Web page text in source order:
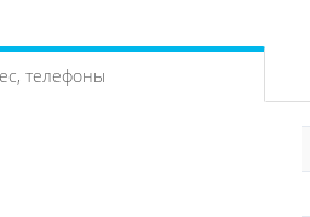
телефоны